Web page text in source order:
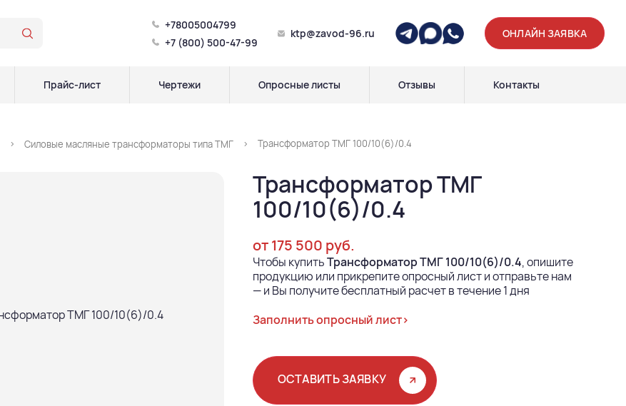
+78005004799
+7 (800) 500-47-99
ktp@zavod-96.ru ОНЛАЙН ЗАЯВКА
Прайс-лист Чертежи Опросные листы Отзывы Контакты
Силовые масляные трансформаторы типа ТМГ Трансформатор ТМГ 100/10(6)/0.4
Трансформатор ТМГ
100/10(6)/0.4
от 175 500 руб.
Чтобы купитьТрансформатор ТМГ 100/10(6)/0.4, опишите
продукцию или прикрепите опросный лист и отправьте нам
— и Вы получите бесплатный расчет в течение 1 дня
Заполнить опросный лист>
ОСТАВИТЬ ЗАЯВКУ